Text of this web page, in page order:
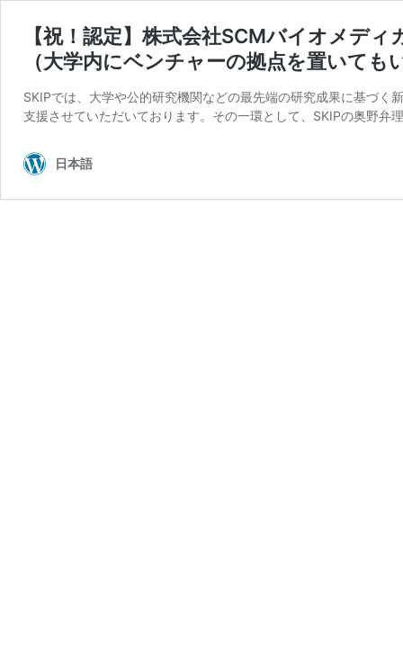
【祝！認定】株式会社SCMバイオメデ
（大学内にベンチャーの拠点を置いて
SKIPでは、大学や公的研究機関などの最先端の研究成果に基づ
支援させていただいております。その一環として、SKIPの奥野弁
日本語